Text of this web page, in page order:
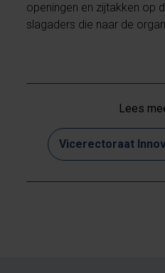
openingen en zijtakken op
slagaders die naar de
Lees
Vicerectoraat